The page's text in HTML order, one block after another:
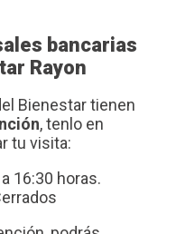
bancarias
Rayon
Bienestar tienen
, tenlo en
tu visita:
16:30 horas.